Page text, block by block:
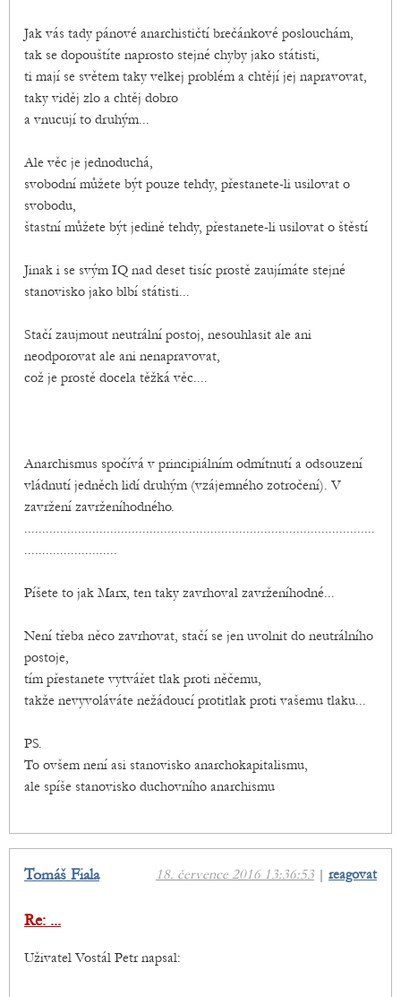
Jak vás tady pánové anarchističtí brečánkové poslouchám,
tak se dopouštíte naprosto stejné chyby jako státisti,
ti mají se světem taky velkej problém a chtějí jej napravovat,
taky viděj zlo a chtěj dobro
a vnucují to druhým...
Ale věc je jednoduchá,
svobodní můžete být pouze tehdy, přestanete-li usilovat o
svobodu,
štastní můžete být jedině tehdy, přestanete-li usilovat o štěstí
Jinak i se svým IQ nad deset tisíc prostě zaujímáte stejné
stanovisko jako blbí státisti...
Stačí zaujmout neutrální postoj, nesouhlasit ale ani
neodporovat ale ani nenapravovat,
což je prostě docela těžká věc....
Anarchismus spočívá v principiálním odmítnutí a odsouzení
vládnutí jedněch lidí druhým (vzájemného zotročení). V
zavržení zavrženíhodného.
..................................................................................................
..........................
Píšete to jak Marx, ten taky zavrhoval zavrženíhodné...
Není třeba něco zavrhovat, stačí se jen uvolnit do neutrálního
postoje,
tím přestanete vytvářet tlak proti něčemu,
takže nevyvoláváte nežádoucí protitlak proti vašemu tlaku...
PS.
To ovšem není asi stanovisko anarchokapitalismu,
ale spíše stanovisko duchovního anarchismu
18. července 2016 13:36:53 | reagovat
Tomáš Fiala
Re: ...
Uživatel Vostál Petr napsal: